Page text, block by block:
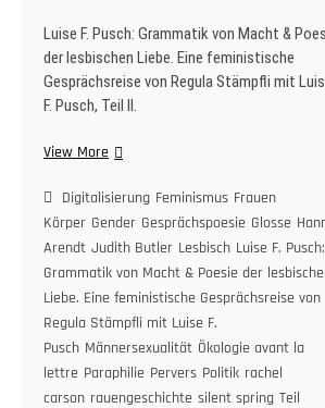
Luise F. Pusch: Grammatik von Macht &
der lesbischen Liebe. Eine feministische
Gesprächsreise von Regula Stämpfli mit
F. Pusch, Teil II.
View MoreLuise
Pusch:
Grammatik
von
Macht
&
der
lesbischen
Liebe.
Eine
Digitalisierung Feminismus Frauen
Körper Gender Gesprächspoesie Glosse
Arendt Judith Butler Lesbisch Luise F. Pusch:
Grammatik von Macht & Poesie der
Liebe. Eine feministische Gesprächsreise von
Regula Stämpfli mit Luise F.
Pusch Männersexualität Ökologie avant la
lettre Paraphilie Pervers Politik rachel
carson rauengeschichte silent spring Teil